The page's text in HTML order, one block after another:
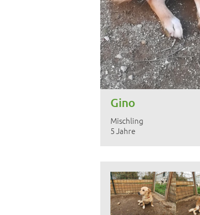
Gino
Mischling
5 Jahre